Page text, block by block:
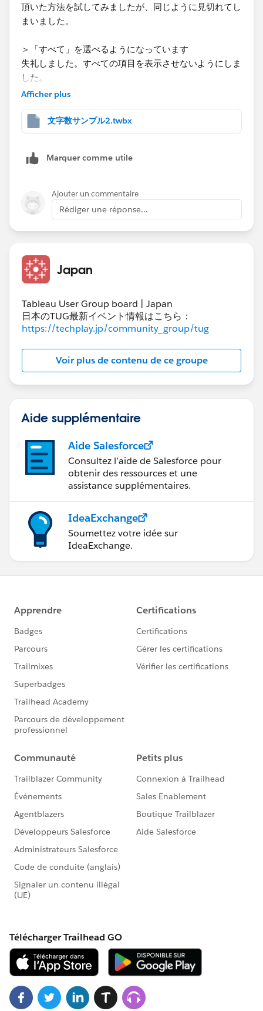
頂いた方法を試してみましたが、同じように見切れてし
まいました。
＞「すべて」を選べるようになっています
失礼しました。すべての項目を表示させないようにしま
した。
Afficher plus
文字数サンプル2.twbx
Marquer comme utile
Ajouter un commentaire
Rédiger une réponse...
Japan
Tableau User Group board | Japan
日本のTUG最新イベント情報はこちら：
https://techplay.jp/community_group/tug
Voir plus de contenu de ce groupe
Aide supplémentaire
Aide Salesforce
Consultez l’aide de Salesforce pour
obtenir des ressources et une
assistance supplémentaires.
IdeaExchange
Soumettez votre idée sur
IdeaExchange.